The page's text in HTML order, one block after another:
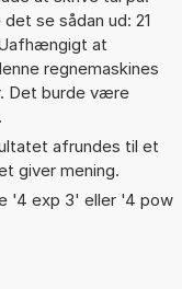
se sådan ud: 21
at
regnemaskines
Det burde være
afrundes til et
giver mening.
'4 exp 3' eller '4 pow